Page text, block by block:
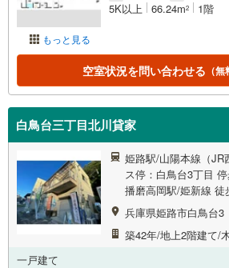
もっと見る
5K以上 66.24m2 1階
空室状況を問い合わせる （無
白鳥台三丁目北川貸家
姫路駅/山陽本線（JR
ス停：白鳥台3丁目
播磨高岡駅/姫新線 徒
兵庫県姫路市白鳥台3
築42年/地上2階建て/
一戸建て